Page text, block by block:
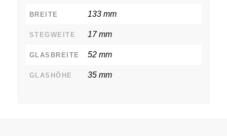
BREITE 133 mm
STEGWEITE 17 mm
GLASBREITE 52 mm
GLASHÖHE 35 mm